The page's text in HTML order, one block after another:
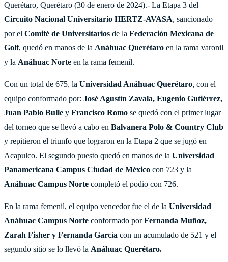
Querétaro, Querétaro (30 de enero de 2024).- La Etapa 3 del
Circuito Nacional Universitario HERTZ-AVASA, sancionado
por el Comité de Universitarios de la Federación Mexicana de
Golf, quedó en manos de la Anáhuac Querétaro en la rama varonil
y la Anáhuac Norte en la rama femenil.
Con un total de 675, la Universidad Anáhuac Querétaro, con el
equipo conformado por: José Agustín Zavala, Eugenio Gutiérrez,
Juan Pablo Bulle y Francisco Romo se quedó con el primer lugar
del torneo que se llevó a cabo en Balvanera Polo & Country Club
y repitieron el triunfo que lograron en la Etapa 2 que se jugó en
Acapulco. El segundo puesto quedó en manos de la Universidad
Panamericana Campus Ciudad de México con 723 y la
Anáhuac Campus Norte completó el podio con 726.
En la rama femenil, el equipo vencedor fue el de la Universidad
Anáhuac Campus Norte conformado porFernanda Muñoz,
Zarah Fisher y Fernanda García con un acumulado de 521 y el
segundo sitio se lo llevó la Anáhuac Querétaro.